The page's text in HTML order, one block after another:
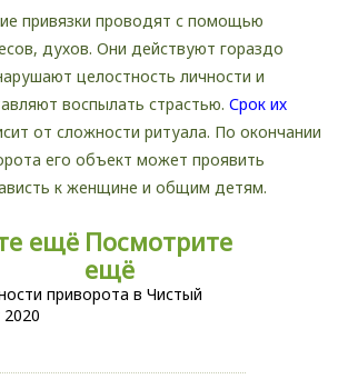
привязки проводят с помощью
духов. Они действуют гораздо
целостность личности и
воспылать страстью. Срок их
от сложности ритуала. По окончании
его объект может проявить
к женщине и общим детям.
Посмотрите
ещё
приворота в Чистый
2020